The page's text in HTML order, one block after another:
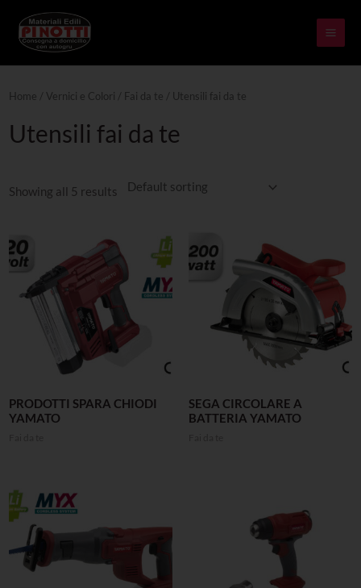
content
Home / Vernici e Colori / Fai da te / Utensili fai da te
Utensili fai da te
Showing all 5 results
PRODOTTI SPARA CHIODI
YAMATO
SEGA CIRCOLARE A
BATTERIA YAMATO